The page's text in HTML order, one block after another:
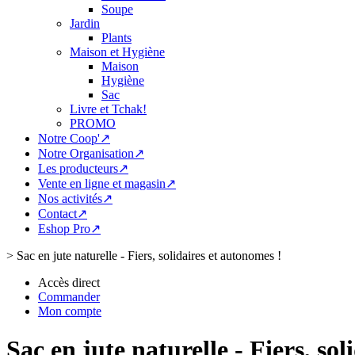
Soupe
Jardin
Plants
Maison et Hygiène
Maison
Hygiène
Sac
Livre et Tchak!
PROMO
Notre Coop'↗
Notre Organisation↗
Les producteurs↗
Vente en ligne et magasin↗
Nos activités↗
Contact↗
Eshop Pro↗
> Sac en jute naturelle - Fiers, solidaires et autonomes !
Accès direct
Commander
Mon compte